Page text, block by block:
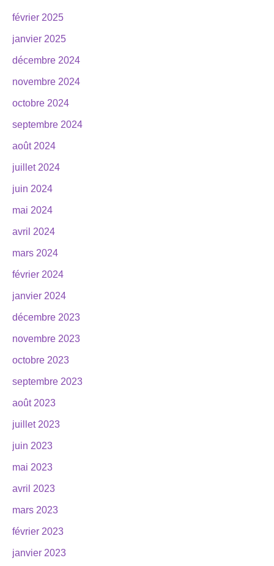
février 2025
janvier 2025
décembre 2024
novembre 2024
octobre 2024
septembre 2024
août 2024
juillet 2024
juin 2024
mai 2024
avril 2024
mars 2024
février 2024
janvier 2024
décembre 2023
novembre 2023
octobre 2023
septembre 2023
août 2023
juillet 2023
juin 2023
mai 2023
avril 2023
mars 2023
février 2023
janvier 2023